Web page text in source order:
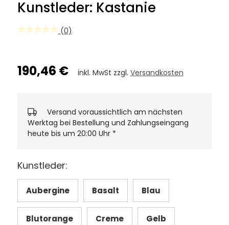
Kunstleder: Kastanie
(0)
190,46 € inkl. MwSt zzgl. Versandkosten
Versand voraussichtlich am nächsten
Werktag bei Bestellung und Zahlungseingang
heute bis um 20:00 Uhr *
Kunstleder:
Aubergine Basalt Blau
Blutorange Creme Gelb